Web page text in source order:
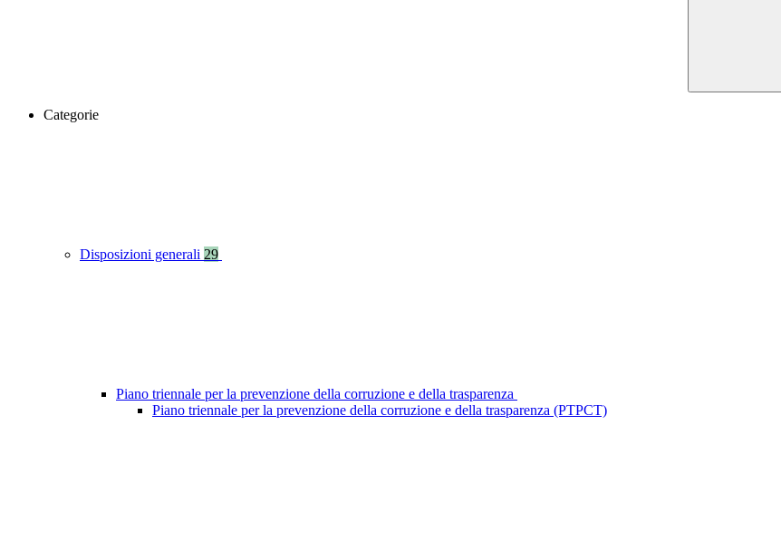
Categorie
Disposizioni generali 29
Piano triennale per la prevenzione della corruzione e della trasparenza
Piano triennale per la prevenzione della corruzione e della trasparenza (PTPCT)